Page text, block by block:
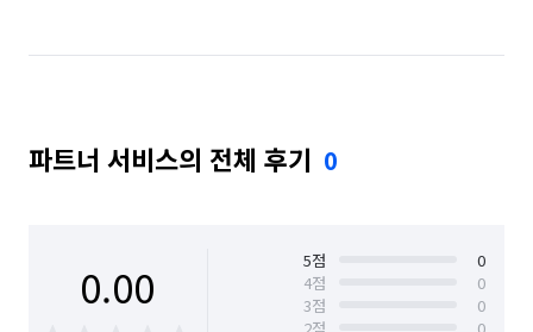
파트너 서비스의 전체 후기 0
0.00 5점
0
4점
0
3점
0